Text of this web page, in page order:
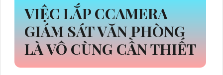
VIỆC LẮP CCAMERA
GIÁM SÁT VĂN PHÒNG
LÀ VÔ CÙNG CẦN THIẾT